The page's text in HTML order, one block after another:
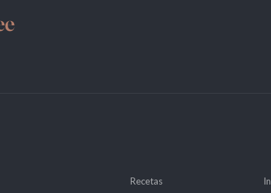
Recetas